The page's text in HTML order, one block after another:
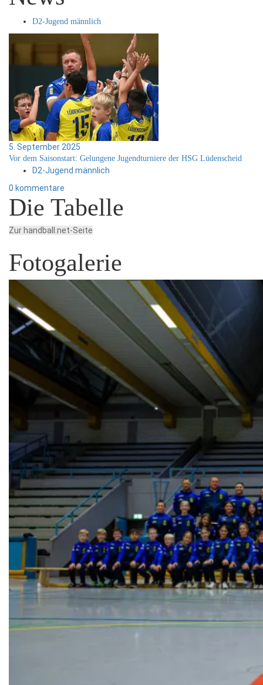
D2-Jugend männlich
5. September 2025
Vor dem Saisonstart: Gelungene Jugendturniere der HSG Lüdenscheid
D2-Jugend männlich
0 kommentare
Die Tabelle
Zur handball.net-Seite
Fotogalerie